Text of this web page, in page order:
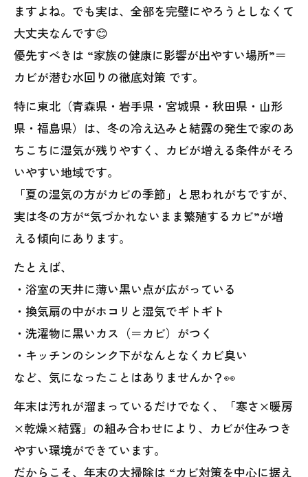
ますよね。でも実は、全部を完璧にやろうとしなくて
大丈夫なんです😊
優先すべきは “家族の健康に影響が出やすい場所”＝
カビが潜む水回りの徹底対策 です。
特に東北（青森県・岩手県・宮城県・秋田県・山形
県・福島県）は、冬の冷え込みと結露の発生で家のあ
ちこちに湿気が残りやすく、カビが増える条件がそろ
いやすい地域です。
「夏の湿気の方がカビの季節」と思われがちですが、
実は冬の方が“気づかれないまま繁殖するカビ”が増
える傾向にあります。
たとえば、
・浴室の天井に薄い黒い点が広がっている
・換気扇の中がホコリと湿気でギトギト
・洗濯物に黒いカス（＝カビ）がつく
・キッチンのシンク下がなんとなくカビ臭い
など、気になったことはありませんか？👀
年末は汚れが溜まっているだけでなく、「寒さ×暖房
×乾燥×結露」の組み合わせにより、カビが住みつき
やすい環境ができています。
だからこそ、年末の大掃除は “カビ対策を中心に据え